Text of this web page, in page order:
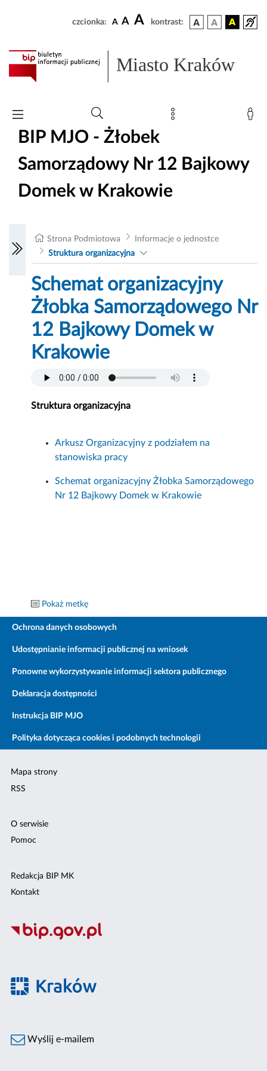
czcionka: A A A kontrast:
Miasto Kraków
BIP MJO - Żłobek
Samorządowy Nr 12 Bajkowy
Domek w Krakowie
Strona Podmiotowa
Informacje o jednostce
Struktura organizacyjna
Schemat organizacyjny
Żłobka Samorządowego Nr
12 Bajkowy Domek w
Krakowie
Struktura organizacyjna
Arkusz Organizacyjny z podziałem na
stanowiska pracy
Schemat organizacyjny Żłobka Samorządowego
Nr 12 Bajkowy Domek w Krakowie
Pokaż metkę
Ochrona danych osobowych
Udostępnianie informacji publicznej na wniosek
Ponowne wykorzystywanie informacji sektora publicznego
Deklaracja dostępności
Instrukcja BIP MJO
Polityka dotycząca cookies i podobnych technologii
Mapa strony
RSS
O serwisie
Pomoc
Redakcja BIP MK
Kontakt
Wyślij e-mailem